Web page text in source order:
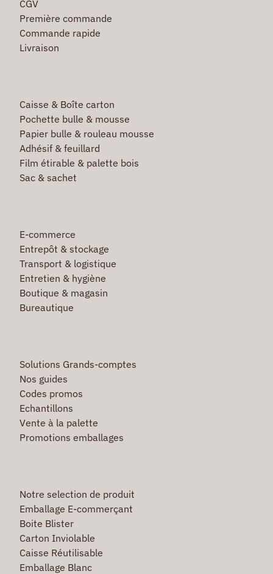
CGV
Première commande
Commande rapide
Livraison
Caisse & Boîte carton
Pochette bulle & mousse
Papier bulle & rouleau mousse
Adhésif & feuillard
Film étirable & palette bois
Sac & sachet
E-commerce
Entrepôt & stockage
Transport & logistique
Entretien & hygiène
Boutique & magasin
Bureautique
Solutions Grands-comptes
Nos guides
Codes promos
Echantillons
Vente à la palette
Promotions emballages
Notre selection de produit
Emballage E-commerçant
Boite Blister
Carton Inviolable
Caisse Réutilisable
Emballage Blanc